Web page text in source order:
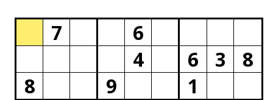
7
6
4
6 3
8
8
9
1